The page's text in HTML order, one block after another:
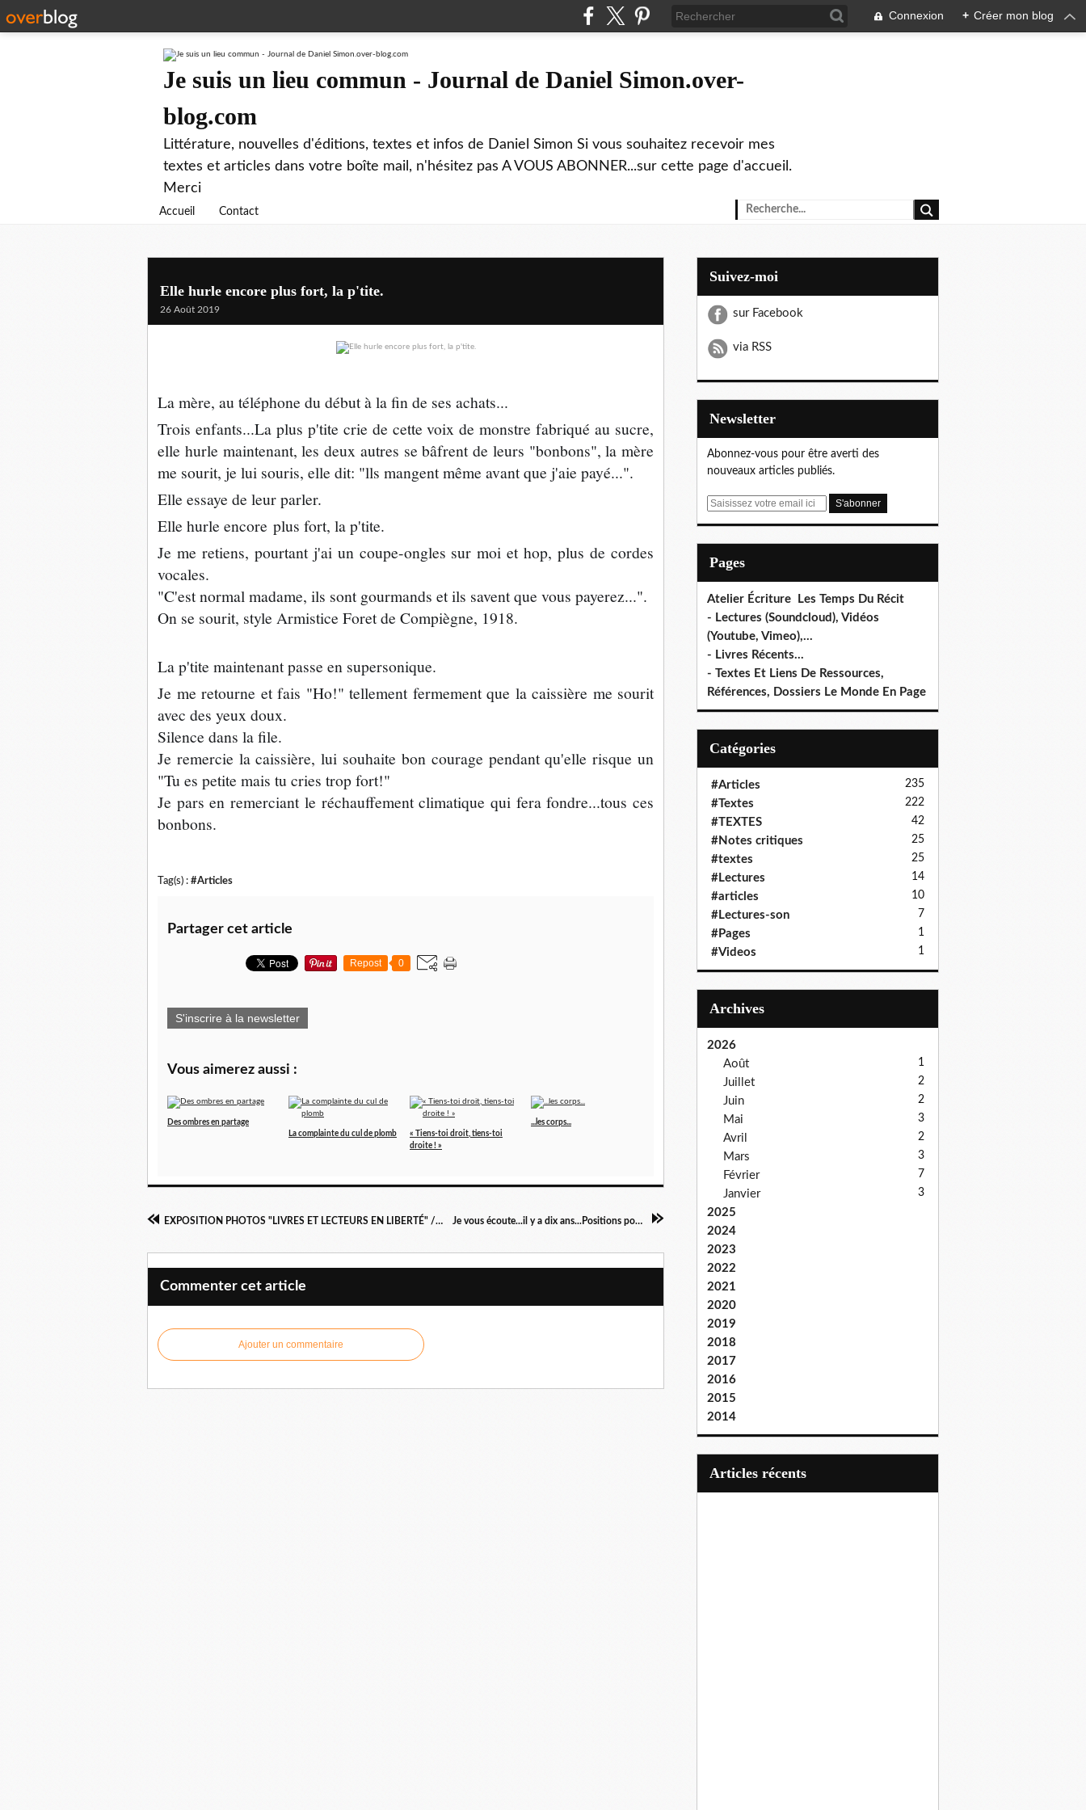
Connexion + Créer mon blog
Je suis un lieu commun - Journal de Daniel Simon.over-
blog.com
Littérature, nouvelles d'éditions, textes et infos de Daniel Simon Si vous souhaitez recevoir mes
textes et articles dans votre boîte mail, n'hésitez pas A VOUS ABONNER...sur cette page d'accueil.
Merci
Accueil Contact
Elle hurle encore plus fort, la p'tite.
26 Août 2019
La mère, au téléphone du début à la fin de ses achats...
Trois enfants...La plus p'tite crie de cette voix de monstre fabriqué au sucre,
elle hurle maintenant, les deux autres se bâfrent de leurs "bonbons", la mère
me sourit, je lui souris, elle dit: "lls mangent même avant que j'aie payé...".
Elle essaye de leur parler.
Elle hurle encore plus fort, la p'tite.
Je me retiens, pourtant j'ai un coupe-ongles sur moi et hop, plus de cordes
vocales.
"C'est normal madame, ils sont gourmands et ils savent que vous payerez...".
On se sourit, style Armistice Foret de Compiègne, 1918.
La p'tite maintenant passe en supersonique.
Je me retourne et fais "Ho!" tellement fermement que la caissière me sourit
avec des yeux doux.
Silence dans la file.
Je remercie la caissière, lui souhaite bon courage pendant qu'elle risque un
"Tu es petite mais tu cries trop fort!"
Je pars en remerciant le réchauffement climatique qui fera fondre...tous ces
bonbons.
Tag(s) : #Articles
Partager cet article
Repost 0
S'inscrire à la newsletter
Vous aimerez aussi :
Des ombres en partage
La complainte du cul de plomb
« Tiens-toi droit, tiens-toi
droite ! »
...les corps...
EXPOSITION PHOTOS "LIVRES ET LECTEURS EN LIBERTÉ" / Livre "Positions pour la lecture" Je vous écoute...il y a dix ans...Positions pour la lecture aujourd'hui.
Commenter cet article
Ajouter un commentaire
Suivez-moi
sur Facebook
via RSS
Newsletter
Abonnez-vous pour être averti des
nouveaux articles publiés.
E
Pages
Atelier Écriture Les Temps Du Récit
- Lectures (Soundcloud), Vidéos
(Youtube, Vimeo),...
- Livres Récents...
- Textes Et Liens De Ressources,
Références, Dossiers Le Monde En Page
Catégories
#Articles 235
#Textes 222
#TEXTES 42
#Notes critiques 25
#textes 25
#Lectures 14
#articles 10
#Lectures-son 7
#Pages 1
#Videos 1
Archives
2026
Août
1
Juillet 2
Juin 2
Mai 3
Avril 2
Mars 3
Février 7
Janvier 3
2025
2024
2023
2022
2021
2020
2019
2018
2017
2016
2015
2014
articles récents